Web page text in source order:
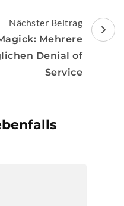
Nächster Beitrag
Mehrere
Denial of
Service